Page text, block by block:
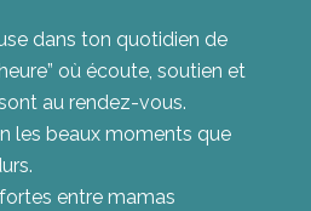
dans ton quotidien de
où écoute, soutien et
au rendez-vous.
les beaux moments que
entre mamas